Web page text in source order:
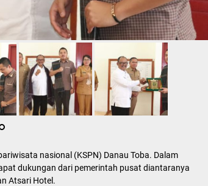
nasional (KSPN) Danau Toba. Dalam
dukungan dari pemerintah pusat diantaranya
Atsari Hotel.